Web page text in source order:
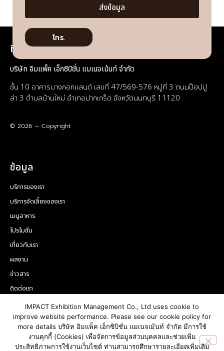
ส่งข้อมูล
โทร.
ที่อยู่
บริษัท อิมแพ็ค เอ็กซิบิชั่น แมเนจเม้นท์ จำกัด
ชั้น 10 อาคารบางกอกแลนด์ เลขที่ 47/569-576 หมู่ที่ 3 ถนนป๊อปปู
ล่า 3 ตำบลบ้านใหม่ อำเภอปากเกร็ด จังหวัดนนทบุรี 11120
© 2026 — Copyright
ข้อมูล
บริการของเรา
บริการจัดเลี้ยงของเรา
เมนูอาหาร
โปรโมชั่น
เกี่ยวกับเรา
ผลงาน
ข่าวสาร
ติดต่อเรา
ติดต่อเรา
02-833-4455
marketinginfo@impact.co.th
IMPACT Exhibition Management Co., Ltd uses cookie to
improve website performance. Please see our cookie policy for
more details บริษัท อิมแพ็ค เอ็กซิบิชั่น แมเนจเม้นท์ จำกัด มีการใช้
งานคุกกี้ (Cookies) เพื่อจัดการข้อมูลส่วนบุคคลและช่วยเพิ่ม
ประสิทธิภาพการใช้งานเว็บไซต์ ท่านสามารถศึกษารายละเอียดเพิ่มเติม